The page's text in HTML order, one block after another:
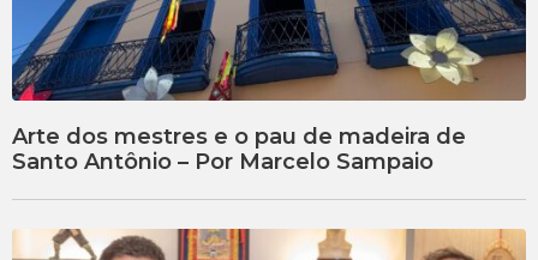
Arte dos mestres e o pau de madeira de
Santo Antônio – Por Marcelo Sampaio